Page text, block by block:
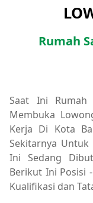
Rumah
Saat Ini Rumah
Membuka
Kerja Di Kota
Sekitarnya Untuk
Ini Sedang
Berikut Ini Posisi
Kualifikasi dan